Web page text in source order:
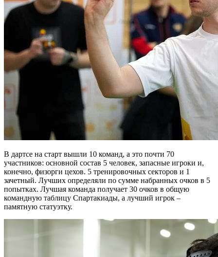
В дартсе на старт вышли 10 команд, а это почти 70
участников: основной состав 5 человек, запасные игроки и,
конечно, физорги цехов. 5 тренировочных секторов и 1
зачетный. Лучших определяли по сумме набранных очков в 5
попытках. Лучшая команда получает 30 очков в общую
командную таблицу Спартакиады, а лучший игрок –
памятную статуэтку.